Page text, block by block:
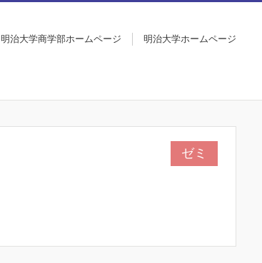
明治大学ホームページ
明治大学商学部ホームページ
ゼミ